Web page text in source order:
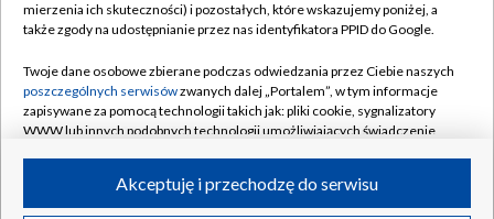
Naziemna Telewizja Cyfrowa
Rada Programowa
System NOS
Informacje o nadawcy
Program dla prasy
Pomoc
Kontakt
Kanały
mierzenia ich skuteczności) i pozostałych, które wskazujemy poniżej, a
także zgody na udostępnianie przez nas identyfikatora PPID do Google.
Twoje dane osobowe zbierane podczas odwiedzania przez Ciebie naszych
poszczególnych serwisówzwanych dalej „Portalem”, w tym informacje
zapisywane za pomocą technologii takich jak: pliki cookie, sygnalizatory
WWW lub innych podobnych technologii umożliwiających świadczenie
ruchu w Internecie.Akceptuję i przechodzę do serwisu